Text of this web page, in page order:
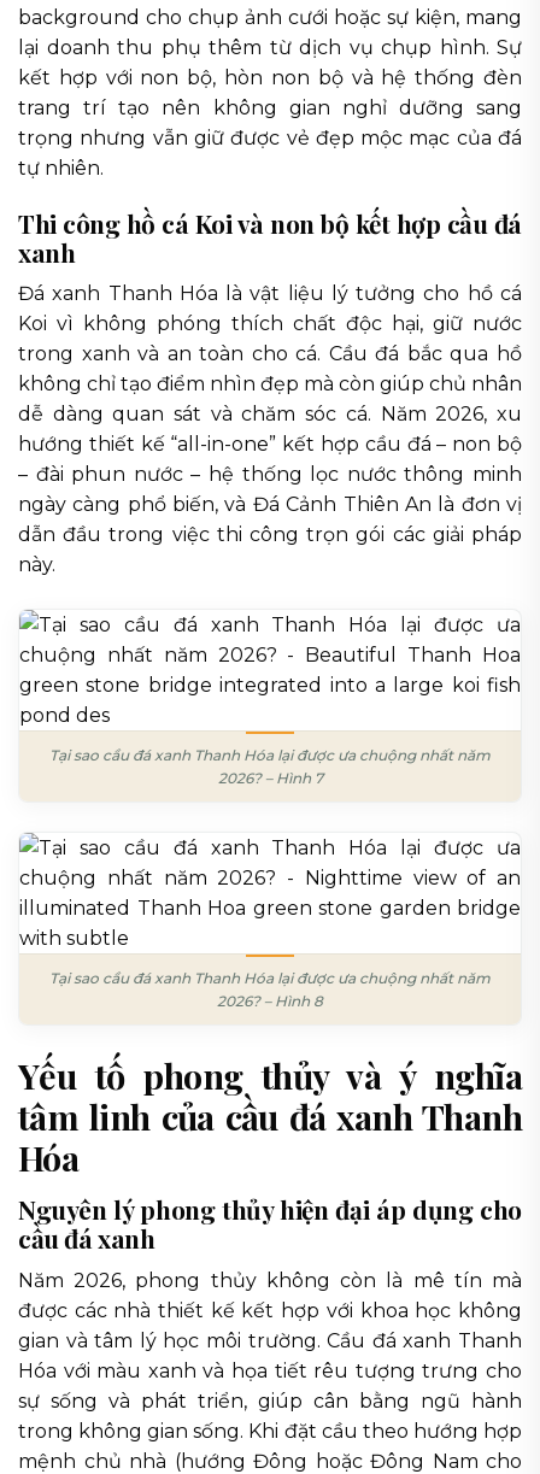
background cho chụp ảnh cưới hoặc sự kiện, mang
lại doanh thu phụ thêm từ dịch vụ chụp hình. Sự
kết hợp với non bộ, hòn non bộ và hệ thống đèn
trang trí tạo nên không gian nghỉ dưỡng sang
trọng nhưng vẫn giữ được vẻ đẹp mộc mạc của đá
tự nhiên.
Thi công hồ cá Koi và non bộ kết hợp cầu đá
xanh
Đá xanh Thanh Hóa là vật liệu lý tưởng cho hồ cá
Koi vì không phóng thích chất độc hại, giữ nước
trong xanh và an toàn cho cá. Cầu đá bắc qua hồ
không chỉ tạo điểm nhìn đẹp mà còn giúp chủ nhân
dễ dàng quan sát và chăm sóc cá. Năm 2026, xu
hướng thiết kế “all-in-one” kết hợp cầu đá – non bộ
– đài phun nước – hệ thống lọc nước thông minh
ngày càng phổ biến, và Đá Cảnh Thiên An là đơn vị
dẫn đầu trong việc thi công trọn gói các giải pháp
này.
Tại sao cầu đá xanh Thanh Hóa lại được ưa chuộng nhất năm
2026? – Hình 7
Tại sao cầu đá xanh Thanh Hóa lại được ưa chuộng nhất năm
2026? – Hình 8
Yếu tố phong thủy và ý nghĩa
tâm linh của cầu đá xanh Thanh
Hóa
Nguyên lý phong thủy hiện đại áp dụng cho
cầu đá xanh
Năm 2026, phong thủy không còn là mê tín mà
được các nhà thiết kế kết hợp với khoa học không
gian và tâm lý học môi trường. Cầu đá xanh Thanh
Hóa với màu xanh và họa tiết rêu tượng trưng cho
sự sống và phát triển, giúp cân bằng ngũ hành
trong không gian sống. Khi đặt cầu theo hướng hợp
mệnh chủ nhà (hướng Đông hoặc Đông Nam cho